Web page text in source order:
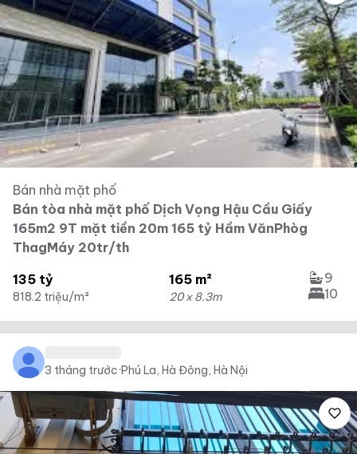
Bán nhà mặt phố
Bán tòa nhà mặt phố Dịch Vọng Hậu Cầu Giấy
165m2 9T mặt tiền 20m 165 tỷ Hầm VănPhòg
ThagMáy 20tr/th
135 tỷ
818.2 triệu/m²
165 m²
20 x 8.3m
9
10
3 tháng trước·Phú La, Hà Đông, Hà Nội